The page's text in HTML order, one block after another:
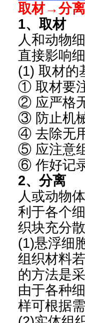
取材→分
1、取材
人和动物
直接影响
(1) 取材的
① 取材要
② 应严格
③ 防止机
④ 去除无
⑤ 应注意
⑥ 作好记
2、分离
人或动物
利于各个
织块充分
(1)悬浮细
组织材料
的方法是
由于各种
样可根据